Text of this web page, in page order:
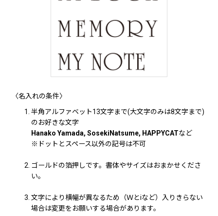
〈名入れの条件〉
半角アルファベット13文字まで(大文字のみは8文字まで)
のお好きな文字
Hanako Yamada, SosekiNatsume, HAPPYCATなど
※ドットとスペース以外の記号は不可
ゴールドの箔押しです。書体やサイズはおまかせくださ
い。
文字により横幅が異なるため（Ｗとiなど）入りきらない
場合は変更をお願いする場合があります。